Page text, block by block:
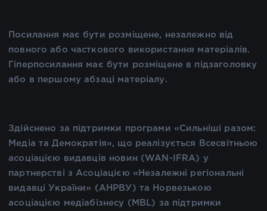
Посилання має бути розміщене, незалежно від
повного або часткового використання матеріалів.
Гіперпосилання має бути розміщене в підзаголовку
або в першому абзаці матеріалу.
Здійснено за підтримки програми «Сильніші разом:
Медіа та Демократія», що реалізується Всесвітньою
асоціацією видавців новин (WAN-IFRA) у
партнерстві з Асоціацією «Незалежні регіональні
видавці України» (АНРВУ) та Норвезькою
асоціацією медіабізнесу (MBL) за підтримки